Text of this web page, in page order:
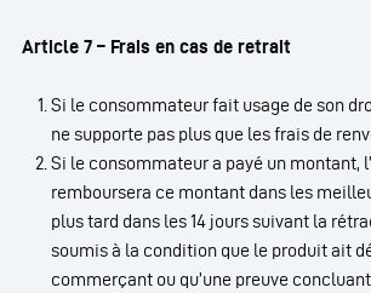
Article 7 – Frais en cas de retrait
Si le consommateur fait usage de son
ne supporte pas plus que les frais de
Si le consommateur a payé un montant,
remboursera ce montant dans les
plus tard dans les 14 jours suivant la
soumis à la condition que le produit ait
commerçant ou qu’une preuve